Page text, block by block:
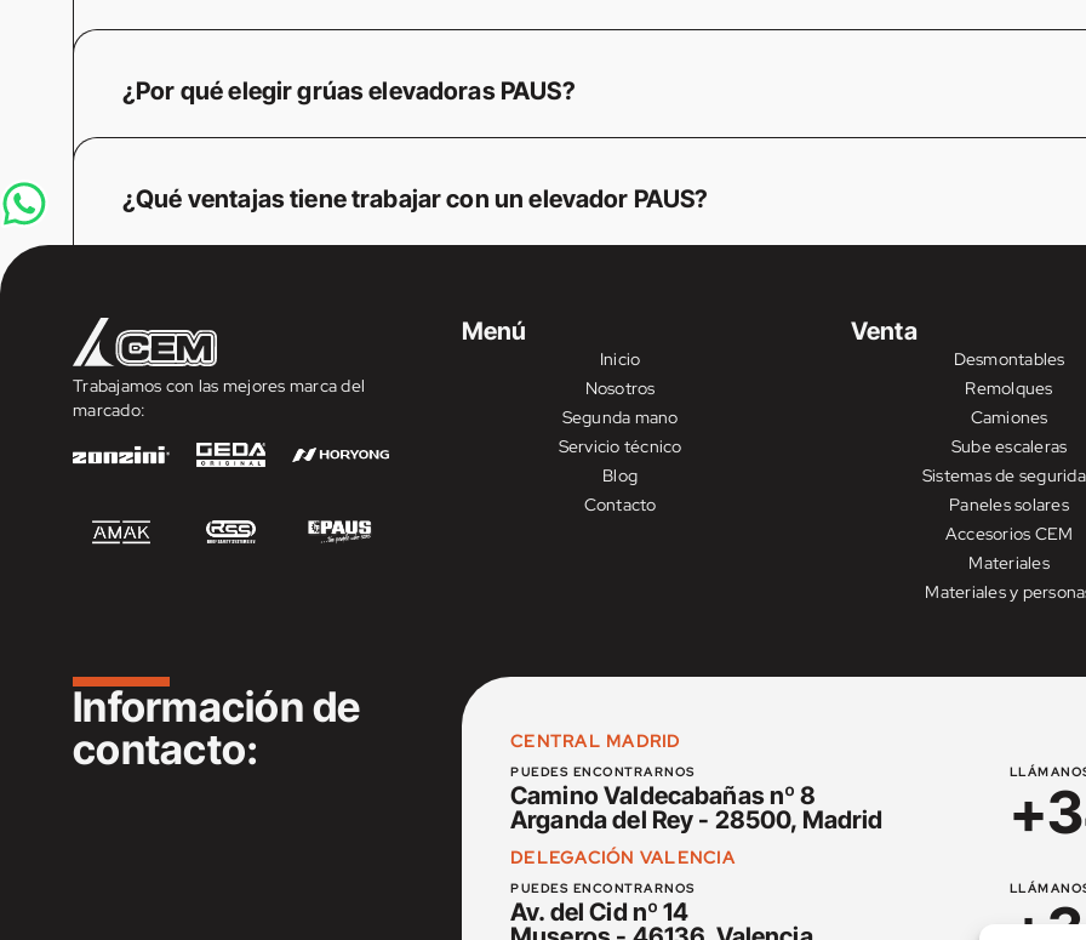
¿Por qué elegir grúas elevadoras PAUS?
¿Qué ventajas tiene trabajar con un elevador PAUS?
Trabajamos con las mejores marca del
marcado:
Menú
Inicio
Nosotros
Segunda mano
Servicio técnico
Blog
Contacto
Venta
Desmontables
Remolques
Camiones
Sube escaleras
Sistemas de
Paneles solares
Accesorios CEM
Materiales
Materiales y
Información de
contacto:
CENTRAL MADRID
PUEDES ENCONTRARNOS
Camino Valdecabañas nº 8
Arganda del Rey - 28500, Madrid
DELEGACIÓN VALENCIA
PUEDES ENCONTRARNOS
Av. del Cid nº 14